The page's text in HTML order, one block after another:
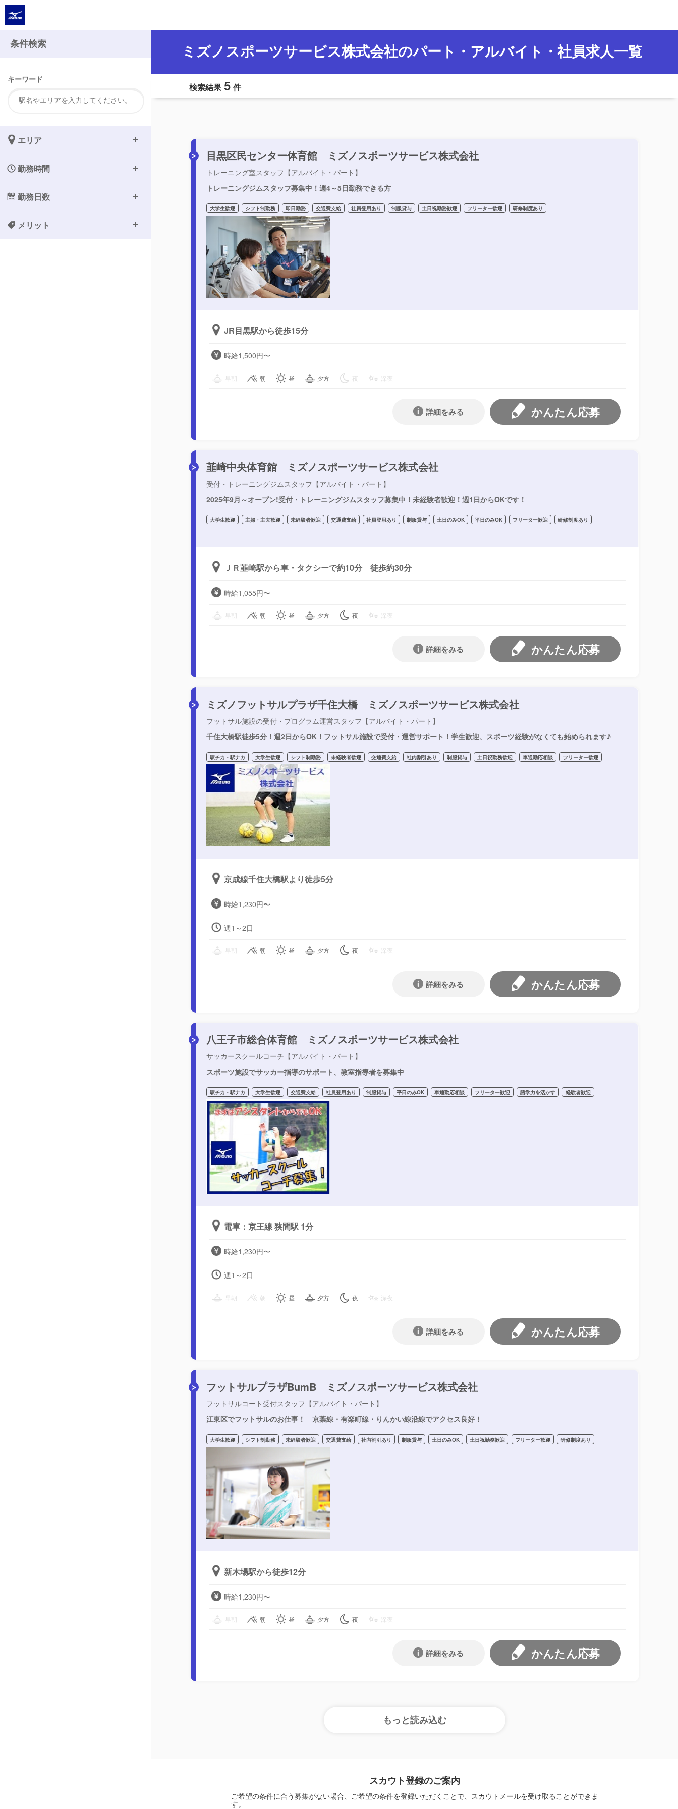
ミズノスポーツサービス株式会社のパート・アルバイト・社員求人一覧
検索結果 5 件
目黒区民センター体育館 ミズノスポーツサービス株式会社
トレーニング室スタッフ【アルバイト・パート】
トレーニングジムスタッフ募集中！週4～5日勤務できる方
大学生歓迎 シフト制勤務 即日勤務 交通費支給 社員登用あり 制服貸与 土日祝勤務歓迎 フリーター歓迎 研修制度あり
JR目黒駅から徒歩15分
時給1,500円〜
早朝 朝 昼 夕方 夜 深夜
かんたん応募
詳細をみる
韮崎中央体育館 ミズノスポーツサービス株式会社
受付・トレーニングジムスタッフ【アルバイト・パート】
2025年9月～オープン!受付・トレーニングジムスタッフ募集中！未経験者歓迎！週1日からOKです！
大学生歓迎 主婦・主夫歓迎 未経験者歓迎 交通費支給 社員登用あり 制服貸与 土日のみOK 平日のみOK フリーター歓迎 研修制度あり
ＪＲ韮崎駅から車・タクシーで約10分 徒歩約30分
時給1,055円〜
早朝 朝 昼 夕方 夜 深夜
かんたん応募
詳細をみる
ミズノフットサルプラザ千住大橋 ミズノスポーツサービス株式会社
フットサル施設の受付・プログラム運営スタッフ【アルバイト・パート】
千住大橋駅徒歩5分！週2日からOK！フットサル施設で受付・運営サポート！学生歓迎、スポーツ経験がなくても始められます♪
駅チカ・駅ナカ 大学生歓迎 シフト制勤務 未経験者歓迎 交通費支給 社内割引あり 制服貸与 土日祝勤務歓迎 車通勤応相談 フリーター歓迎
京成線千住大橋駅より徒歩5分
時給1,230円〜
週1～2日
早朝 朝 昼 夕方 夜 深夜
かんたん応募
詳細をみる
八王子市総合体育館 ミズノスポーツサービス株式会社
サッカースクールコーチ【アルバイト・パート】
スポーツ施設でサッカー指導のサポート、教室指導者を募集中
駅チカ・駅ナカ 大学生歓迎 交通費支給 社員登用あり 制服貸与 平日のみOK 車通勤応相談 フリーター歓迎 語学力を活かす 経験者歓迎
電車：京王線 狭間駅 1分
時給1,230円〜
週1～2日
早朝 朝 昼 夕方 夜 深夜
かんたん応募
詳細をみる
フットサルプラザBumB ミズノスポーツサービス株式会社
フットサルコート受付スタッフ【アルバイト・パート】
江東区でフットサルのお仕事！ 京葉線・有楽町線・りんかい線沿線でアクセス良好！
大学生歓迎 シフト制勤務 未経験者歓迎 交通費支給 社内割引あり 制服貸与 土日のみOK 土日祝勤務歓迎 フリーター歓迎 研修制度あり
新木場駅から徒歩12分
時給1,230円〜
早朝 朝 昼 夕方 夜 深夜
かんたん応募
詳細をみる
スカウト登録のご案内
ご希望の条件に合う募集がない場合、ご希望の条件を登録いただくことで、スカウトメールを受け取ることができま
す。
条件検索
キーワード
エリア
勤務時間
勤務日数
メリット